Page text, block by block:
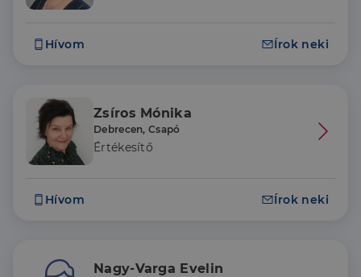
Hívom Írok neki
Zsíros Mónika
Debrecen, Csapó
Értékesítő
Hívom Írok neki
Nagy-Varga Evelin